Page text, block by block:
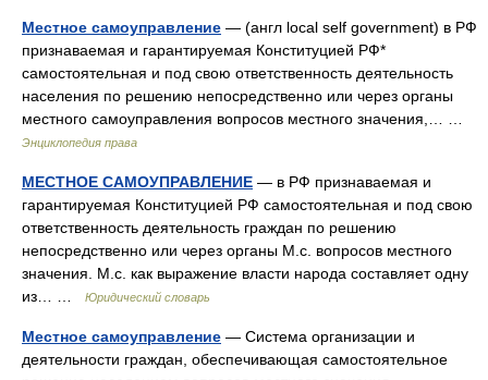
Местное самоуправление — (англ local self government) в РФ
признаваемая и гарантируемая Конституцией РФ*
самостоятельная и под свою ответственность деятельность
населения по решению непосредственно или через органы
местного самоуправления вопросов местного значения,… …
Энциклопедия права
МЕСТНОЕ САМОУПРАВЛЕНИЕ — в РФ признаваемая и
гарантируемая Конституцией РФ самостоятельная и под свою
ответственность деятельность граждан по решению
непосредственно или через органы М.с. вопросов местного
значения. М.с. как выражение власти народа составляет одну
из… …
Юридический словарь
Местное самоуправление — Система организации и
деятельности граждан, обеспечивающая самостоятельное